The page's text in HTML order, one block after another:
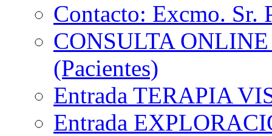
Contacto: Excmo. Sr.
CONSULTA
(Pacientes)
Entrada TERAPIA
Entrada